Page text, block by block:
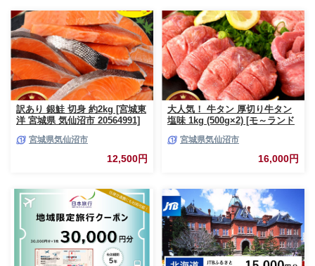
訳あり 銀鮭 切身 約2kg [宮城東
洋 宮城県 気仙沼市 20564991]
不揃い さけ サケ 鮭切身 シャケ
切り身 冷凍 家庭用 おかず 弁当
支援 サーモン 銀鮭切り身 魚 わ
宮城県気仙沼市
12,500円
大人気！ 牛タン 厚切り牛タン
塩味 1kg (500g×2) [モ～ランド
牛肉 精肉 牛たん 牛タン塩 牛た
ん塩 冷凍 焼肉 BBQ アウトドア
バーベキュー 厚切り タン
宮城県気仙沼市
16,000円